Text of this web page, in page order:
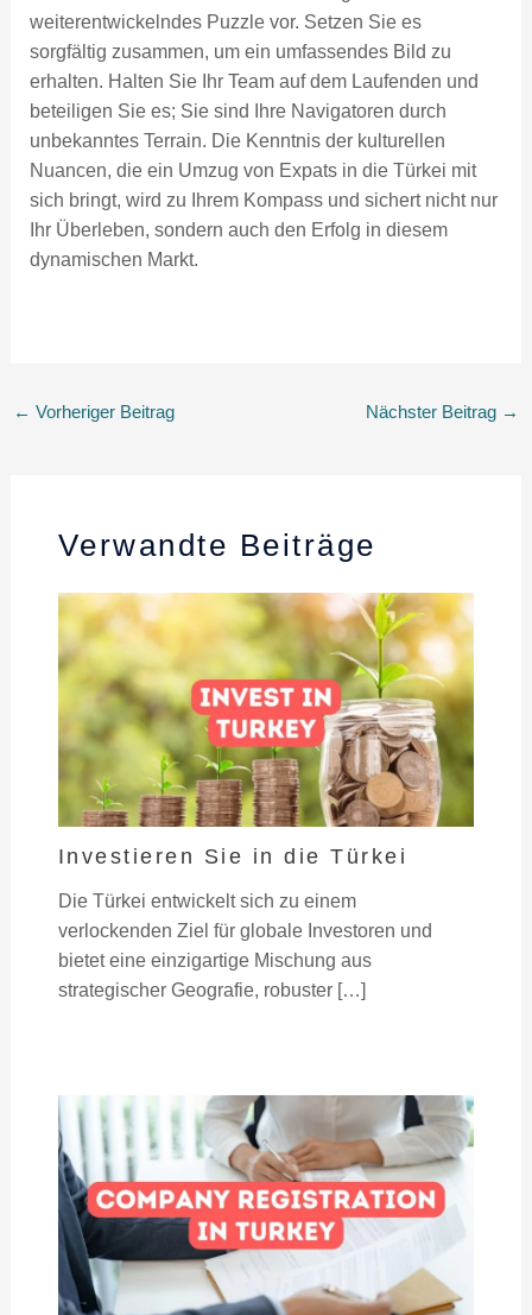
weiterentwickelndes Puzzle vor. Setzen Sie es
sorgfältig zusammen, um ein umfassendes Bild zu
erhalten. Halten Sie Ihr Team auf dem Laufenden und
beteiligen Sie es; Sie sind Ihre Navigatoren durch
unbekanntes Terrain. Die Kenntnis der kulturellen
Nuancen, die ein Umzug von Expats in die Türkei mit
sich bringt, wird zu Ihrem Kompass und sichert nicht nur
Ihr Überleben, sondern auch den Erfolg in diesem
dynamischen Markt.
← Vorheriger Beitrag Nächster Beitrag →
Verwandte Beiträge
Investieren Sie in die Türkei
Die Türkei entwickelt sich zu einem
verlockenden Ziel für globale Investoren und
bietet eine einzigartige Mischung aus
strategischer Geografie, robuster […]